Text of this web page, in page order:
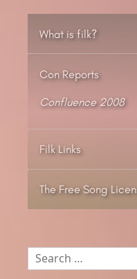
What is filk?
Con Reports
Confluence 2008
Filk Links
The Free Song
Search
for: